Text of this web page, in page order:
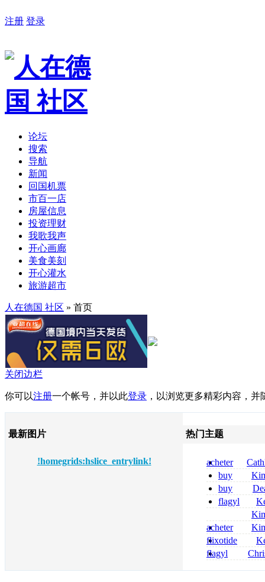
注册 登录
论坛
搜索
导航
新闻
回国机票
市百一店
房屋信息
投资理财
我歌我声
开心画廊
美食美刻
开心灌水
旅游超市
人在德国 社区 » 首页
关闭边栏
你可以注册一个帐号，并以此登录 ，以浏览更多精彩内容，
最新图片
!homegrids:hslice_entrylink!
热门主题
acheter
dapsone site
buy
zolpidem usa
buy
pregabalin
pregabalin
flagyl
online
bestellen
nolvadex
nolvadex
acheter
celebrex
flixotide
junior kaufen
flagyl